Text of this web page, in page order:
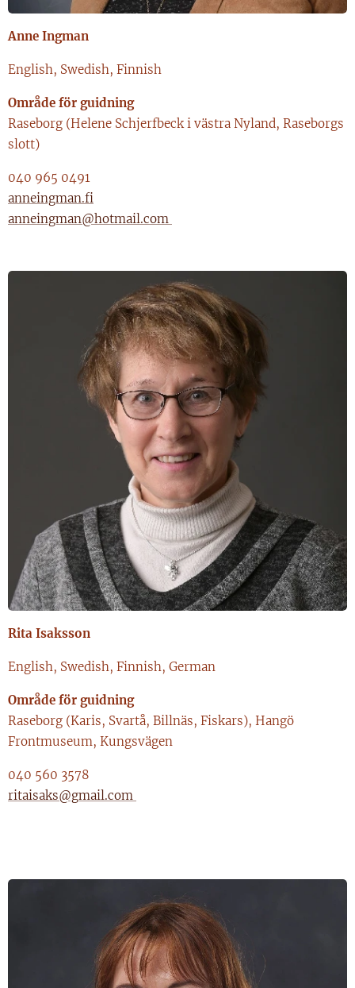
Anne Ingman
English, Swedish, Finnish
Område för guidning
Raseborg (Helene Schjerfbeck i västra Nyland, Raseborgs
slott)
040 965 0491
anneingman.fi
anneingman@hotmail.com
Rita Isaksson
English, Swedish, Finnish, German
Område för guidning
Raseborg (Karis, Svartå, Billnäs, Fiskars), Hangö
Frontmuseum, Kungsvägen
040 560 3578
ritaisaks@gmail.com